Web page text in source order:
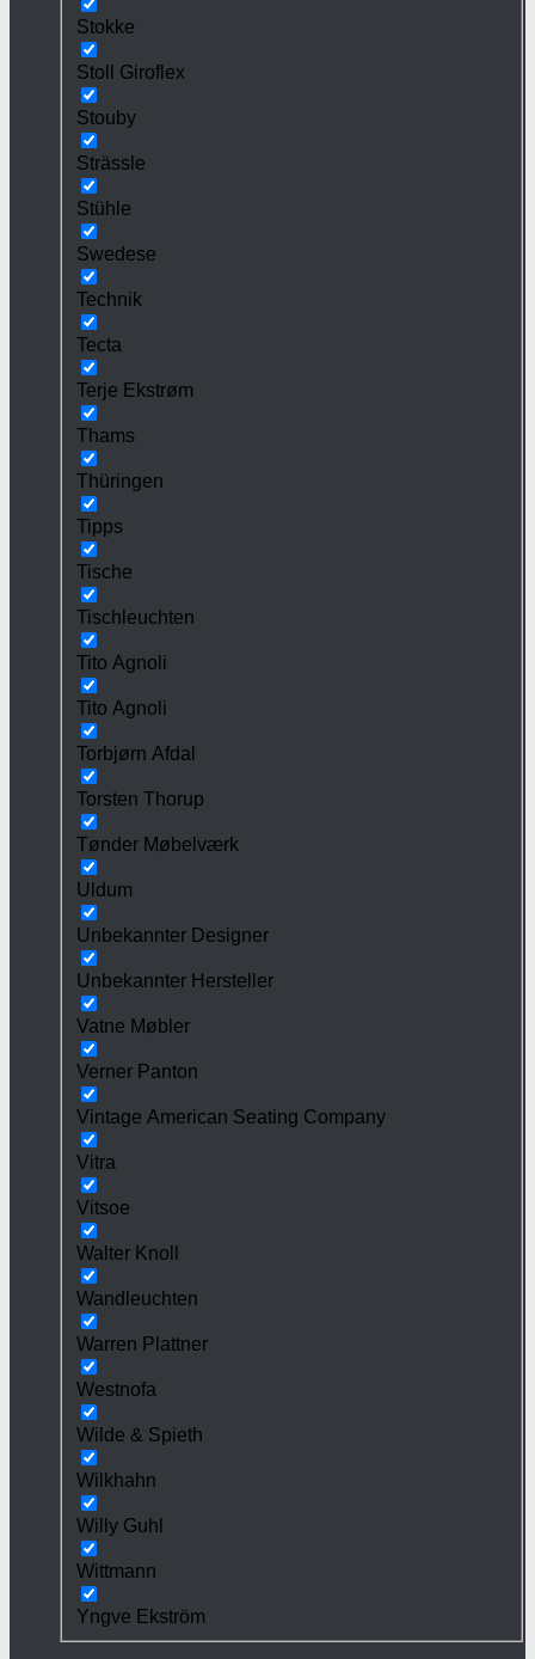
Stokke
Stoll Giroflex
Stouby
Strässle
Stühle
Swedese
Technik
Tecta
Terje Ekstrøm
Thams
Thüringen
Tipps
Tische
Tischleuchten
Tito Agnoli
Tito Agnoli
Torbjørn Afdal
Torsten Thorup
Tønder Møbelværk
Uldum
Unbekannter Designer
Unbekannter Hersteller
Vatne Møbler
Verner Panton
Vintage American Seating Company
Vitra
Vitsoe
Walter Knoll
Wandleuchten
Warren Plattner
Westnofa
Wilde & Spieth
Wilkhahn
Willy Guhl
Wittmann
Yngve Ekström